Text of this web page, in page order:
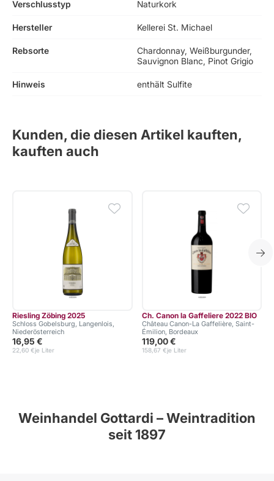
Verschlusstyp Naturkork
Hersteller Kellerei St. Michael
Rebsorte
Chardonnay, Weißburgunder,
Sauvignon Blanc, Pinot Grigio
Hinweis enthält Sulfite
Kunden, die diesen Artikel kauften,
kauften auch
Riesling Zöbing 2025
Schloss Gobelsburg, Langenlois,
Niederösterreich
16,95 €
je Liter
22,60 €
Ch. Canon la Gaffeliere 2022 BIO
Château Canon-La Gaffelière, Saint-
Émilion, Bordeaux
119,00 €
je Liter
158,67 €
Weinhandel Gottardi – Weintradition
seit 1897